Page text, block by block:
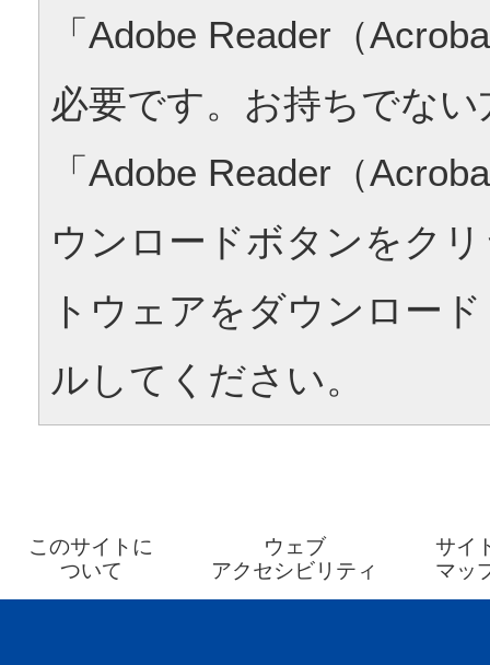
「Adobe Reader（
必要です。お持ちでな
「Adobe Reader（
ウンロードボタンをク
トウェアをダウンロー
ルしてください。
このサイトに
ついて
ウェブ
アクセシビリティ
サイ
マッ